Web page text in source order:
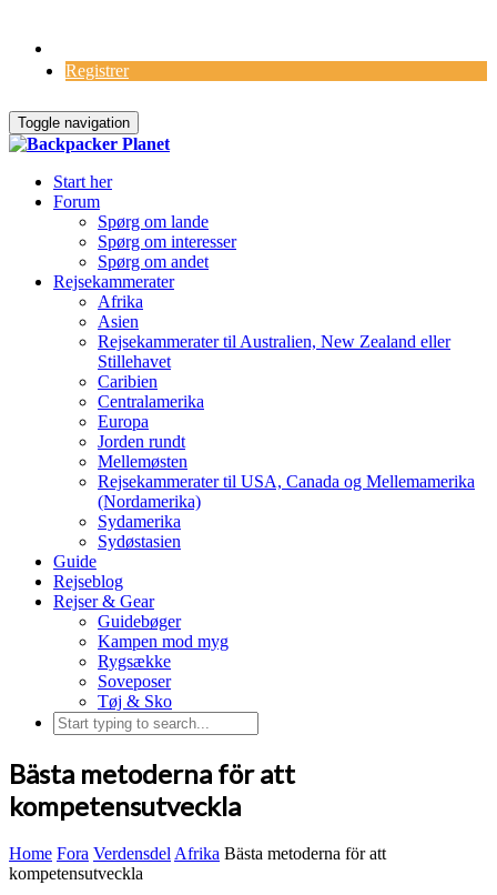
Registrer
Toggle navigation
Start her
Forum
Spørg om lande
Spørg om interesser
Spørg om andet
Rejsekammerater
Afrika
Asien
Rejsekammerater til Australien, New Zealand eller
Stillehavet
Caribien
Centralamerika
Europa
Jorden rundt
Mellemøsten
Rejsekammerater til USA, Canada og Mellemamerika
(Nordamerika)
Sydamerika
Sydøstasien
Guide
Rejseblog
Rejser & Gear
Guidebøger
Kampen mod myg
Rygsække
Soveposer
Tøj & Sko
Bästa metoderna för att
kompetensutveckla
Home Fora Verdensdel Afrika Bästa metoderna för att
kompetensutveckla